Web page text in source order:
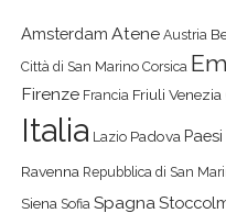
Amsterdam Atene Austria
Città di San Marino Corsica
Firenze Francia Friuli Venezia
Italia Lazio Padova
Ravenna Repubblica di San
Siena Sofia Spagna